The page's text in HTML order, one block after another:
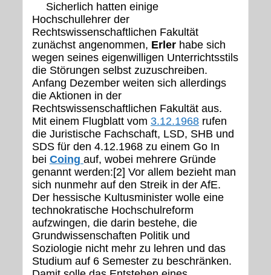
Sicherlich hatten einige
Hochschullehrer der
Rechtswissenschaftlichen Fakultät
zunächst angenommen, Erlerhabe sich
wegen seines eigenwilligen Unterrichtsstils
die Störungen selbst zuzuschreiben.
Anfang Dezember weiten sich allerdings
die Aktionen in der
Rechtswissenschaftlichen Fakultät aus.
Mit einem Flugblatt vom 3.12.1968rufen
die Juristische Fachschaft, LSD, SHB und
SDS für den 4.12.1968 zu einem Go In
bei Coing auf, wobei mehrere Gründe
genannt werden:[2] Vor allem bezieht man
sich nunmehr auf den Streik in der AfE.
Der hessische Kultusminister wolle eine
technokratische Hochschulreform
aufzwingen, die darin bestehe, die
Grundwissenschaften Politik und
Soziologie nicht mehr zu lehren und das
Studium auf 6 Semester zu beschränken.